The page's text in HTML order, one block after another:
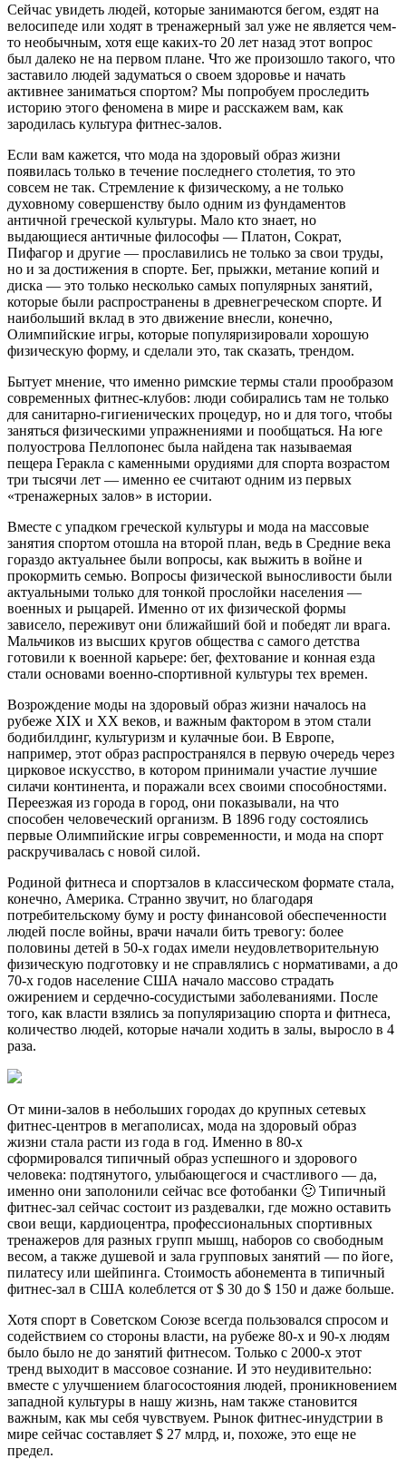
Сейчас увидеть людей, которые занимаются бегом, ездят на
велосипеде или ходят в тренажерный зал уже не является чем-
то необычным, хотя еще каких-то 20 лет назад этот вопрос
был далеко не на первом плане. Что же произошло такого, что
заставило людей задуматься о своем здоровье и начать
активнее заниматься спортом? Мы попробуем проследить
историю этого феномена в мире и расскажем вам, как
зародилась культура фитнес-залов.
Если вам кажется, что мода на здоровый образ жизни
появилась только в течение последнего столетия, то это
совсем не так. Стремление к физическому, а не только
духовному совершенству было одним из фундаментов
античной греческой культуры. Мало кто знает, но
выдающиеся античные философы — Платон, Сократ,
Пифагор и другие — прославились не только за свои труды,
но и за достижения в спорте. Бег, прыжки, метание копий и
диска — это только несколько самых популярных занятий,
которые были распространены в древнегреческом спорте. И
наибольший вклад в это движение внесли, конечно,
Олимпийские игры, которые популяризировали хорошую
физическую форму, и сделали это, так сказать, трендом.
Бытует мнение, что именно римские термы стали прообразом
современных фитнес-клубов: люди собирались там не только
для санитарно-гигиенических процедур, но и для того, чтобы
заняться физическими упражнениями и пообщаться. На юге
полуострова Пеллопонес была найдена так называемая
пещера Геракла с каменными орудиями для спорта возрастом
три тысячи лет — именно ее считают одним из первых
«тренажерных залов» в истории.
Вместе с упадком греческой культуры и мода на массовые
занятия спортом отошла на второй план, ведь в Средние века
гораздо актуальнее были вопросы, как выжить в войне и
прокормить семью. Вопросы физической выносливости были
актуальными только для тонкой прослойки населения —
военных и рыцарей. Именно от их физической формы
зависело, переживут они ближайший бой и победят ли врага.
Мальчиков из высших кругов общества с самого детства
готовили к военной карьере: бег, фехтование и конная езда
стали основами военно-спортивной культуры тех времен.
Возрождение моды на здоровый образ жизни началось на
рубеже XIX и XX веков, и важным фактором в этом стали
бодибилдинг, культуризм и кулачные бои. В Европе,
например, этот образ распространялся в первую очередь через
цирковое искусство, в котором принимали участие лучшие
силачи континента, и поражали всех своими способностями.
Переезжая из города в город, они показывали, на что
способен человеческий организм. В 1896 году состоялись
первые Олимпийские игры современности, и мода на спорт
раскручивалась с новой силой.
Родиной фитнеса и спортзалов в классическом формате стала,
конечно, Америка. Странно звучит, но благодаря
потребительскому буму и росту финансовой обеспеченности
людей после войны, врачи начали бить тревогу: более
половины детей в 50-х годах имели неудовлетворительную
физическую подготовку и не справлялись с нормативами, а до
70-х годов население США начало массово страдать
ожирением и сердечно-сосудистыми заболеваниями. После
того, как власти взялись за популяризацию спорта и фитнеса,
количество людей, которые начали ходить в залы, выросло в 4
раза.
От мини-залов в небольших городах до крупных сетевых
фитнес-центров в мегаполисах, мода на здоровый образ
жизни стала расти из года в год. Именно в 80-х
сформировался типичный образ успешного и здорового
человека: подтянутого, улыбающегося и счастливого — да,
именно они заполонили сейчас все фотобанки 🙂 Типичный
фитнес-зал сейчас состоит из раздевалки, где можно оставить
свои вещи, кардиоцентра, профессиональных спортивных
тренажеров для разных групп мышц, наборов со свободным
весом, а также душевой и зала групповых занятий — по йоге,
пилатесу или шейпинга. Стоимость абонемента в типичный
фитнес-зал в США колеблется от $ 30 до $ 150 и даже больше.
Хотя спорт в Советском Союзе всегда пользовался спросом и
содействием со стороны власти, на рубеже 80-х и 90-х людям
было было не до занятий фитнесом. Только с 2000-х этот
тренд выходит в массовое сознание. И это неудивительно:
вместе с улучшением благосостояния людей, проникновением
западной культуры в нашу жизнь, нам также становится
важным, как мы себя чувствуем. Рынок фитнес-инудстрии в
мире сейчас составляет $ 27 млрд, и, похоже, это еще не
предел.